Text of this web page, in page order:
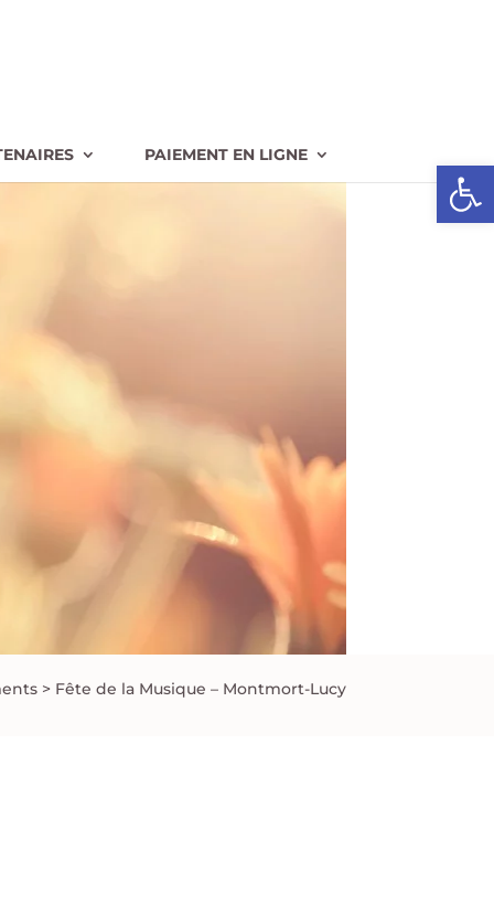
Ouvrir
PAIEMENT EN LIGNE
> Fête de la Musique – Montmort-Lucy